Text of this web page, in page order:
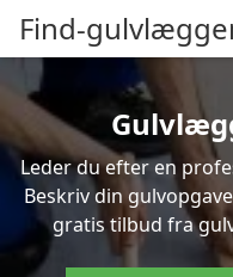
Find-
Leder du efter en
Beskriv din
gratis tilbud fra